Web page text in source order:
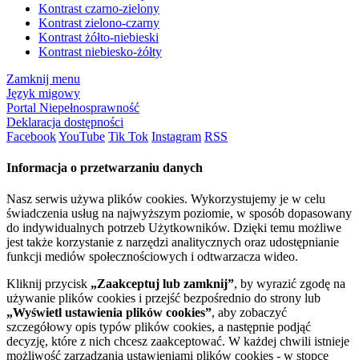
Kontrast czarno-zielony
Kontrast zielono-czarny
Kontrast żółto-niebieski
Kontrast niebiesko-żółty
Zamknij menu
Język migowy
Portal Niepełnosprawność
Deklaracja dostępności
FacebookYouTube Tik Tok Instagram RSS
Informacja o przetwarzaniu danych
Nasz serwis używa plików cookies. Wykorzystujemy je w celu
świadczenia usług na najwyższym poziomie, w sposób dopasowany
do indywidualnych potrzeb Użytkowników. Dzięki temu możliwe
jest także korzystanie z narzędzi analitycznych oraz udostępnianie
funkcji mediów społecznościowych i odtwarzacza wideo.
Kliknij przycisk „Zaakceptuj lub zamknij”, by wyrazić zgodę na
używanie plików cookies i przejść bezpośrednio do strony lub
„Wyświetl ustawienia plików cookies”, aby zobaczyć
szczegółowy opis typów plików cookies, a następnie podjąć
decyzję, które z nich chcesz zaakceptować. W każdej chwili istnieje
możliwość zarządzania ustawieniami plików cookies - w stopce